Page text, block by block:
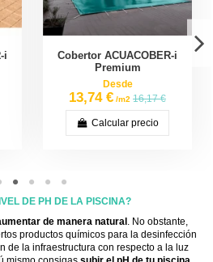
i
Cobertor ACUACOBER-i
Premium
Desde
13,74 € /m2 16,17 €
Calcular precio
DE PH DE LA PISCINA?
de manera natural . No obstante,
productos químicos para la desinfección
de la infraestructura con respecto a la luz